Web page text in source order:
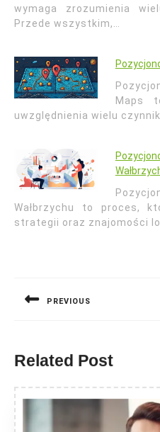
wymaga zrozumienia
Przede wszystkim,…
Maps
uwzględnienia wielu
Wałbrzychu to proces,
strategii oraz znajomości
PREVIOUS
Related Post